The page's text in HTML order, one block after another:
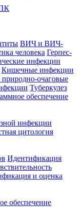
ВИЧ и ВИЧ-
человека Герпес-
инфекции
Кишечные инфекции
очаговые
Туберкулез
обеспечение
инфекции
цитология
Идентификация
и оценка
обеспечение